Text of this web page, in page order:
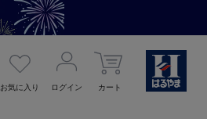
お気に入り ログイン カート